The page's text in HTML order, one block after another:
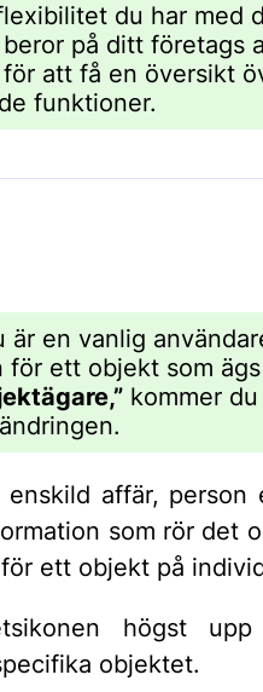
du har med
på ditt företags
för att få en översikt
funktioner.
är en vanlig
för ett objekt som
kommer
affär, person
som rör det
ett objekt på
högst
objektet.